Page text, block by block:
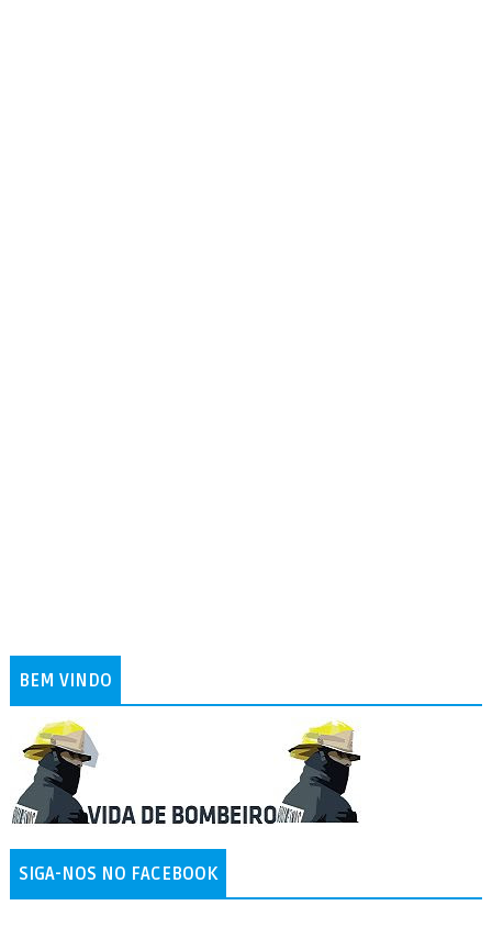
BEM VINDO
SIGA-NOS NO FACEBOOK